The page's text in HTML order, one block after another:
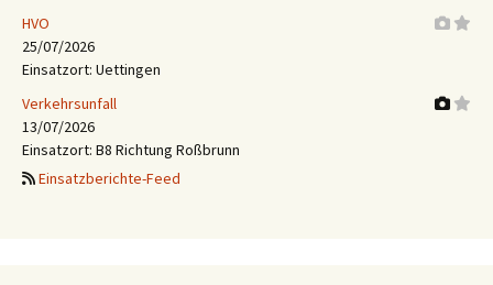
HVO
25/07/2026
Einsatzort: Uettingen
Verkehrsunfall
13/07/2026
Einsatzort: B8 Richtung Roßbrunn
Einsatzberichte-Feed